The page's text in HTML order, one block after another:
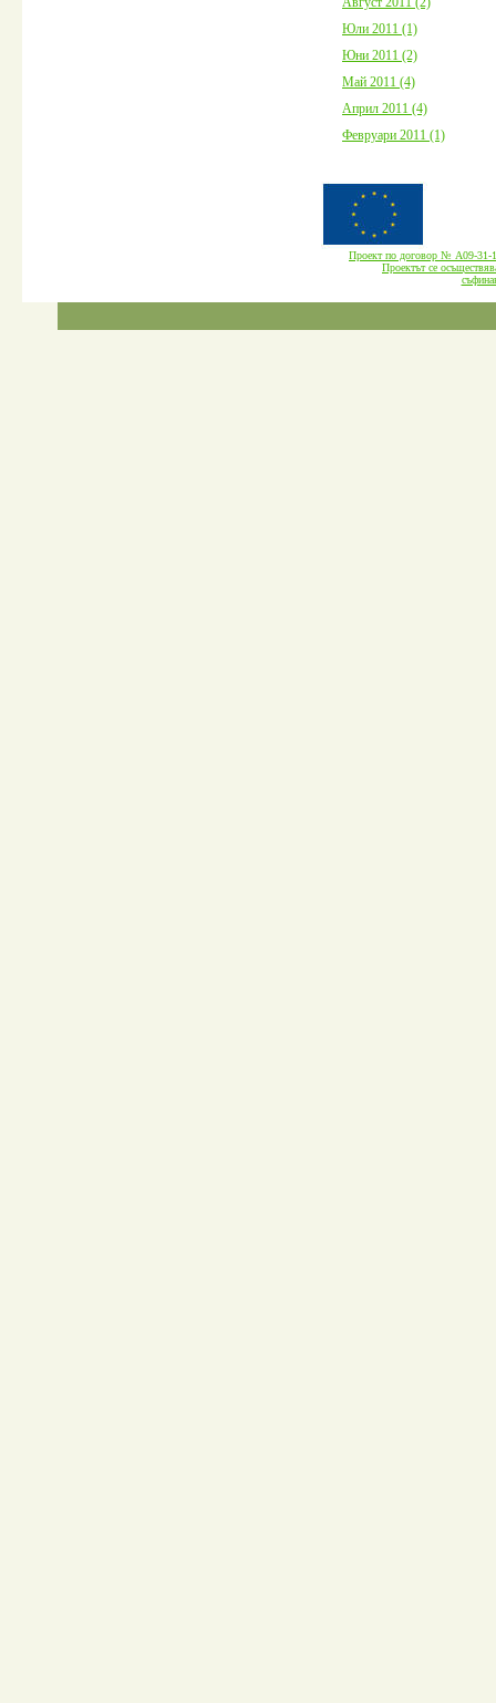
Юли 2011 (1)
Юни 2011 (2)
Май 2011 (4)
Април 2011 (4)
Февруари 2011 (1)
Проект по договор № А09-
Проектът се